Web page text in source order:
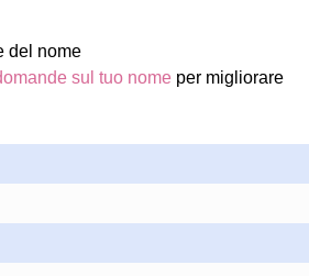
del nome
sul tuo nomeper migliorare